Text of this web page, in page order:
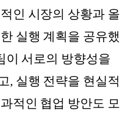
인 시장의 상황과 올
실행 계획을 공유했
이 서로의 방향성을
, 실행 전략을 현실적
적인 협업 방안도 모